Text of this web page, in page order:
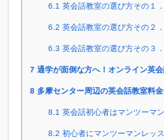
6.1 英会話教室の選び方その１
6.2 英会話教室の選び方その２
6.3 英会話教室の選び方その３
7 通学が面倒な方へ！オンライン英
8 多摩センター周辺の英会話教室料
8.1 英会話初心者はマンツーマ
8.2 初心者にマンツーマンレッ